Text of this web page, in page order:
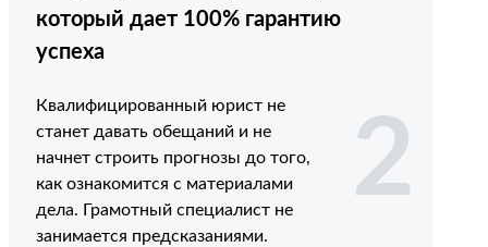
который дает 100% гарантию
успеха
Квалифицированный юрист не
станет давать обещаний и не
начнет строить прогнозы до того,
как ознакомится с материалами
дела. Грамотный специалист не
занимается предсказаниями.
2